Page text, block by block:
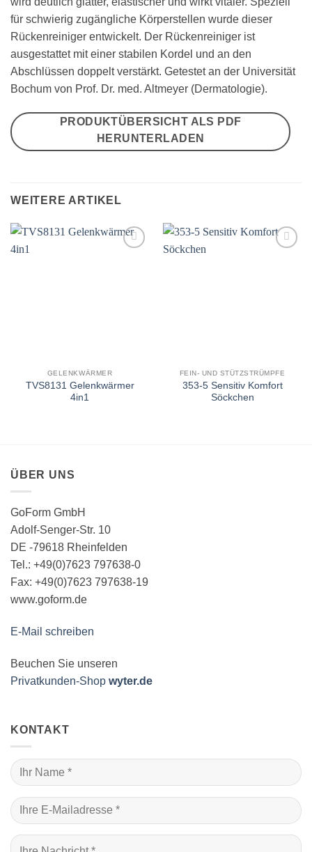
für schwierig zugängliche Körperstellen wurde dieser
Rückenreiniger entwickelt. Der Rückenreiniger ist
ausgestattet mit einer stabilen Kordel und an den
Abschlüssen doppelt verstärkt. Getestet an der Universität
Bochum von Prof. Dr. med. Altmeyer (Dermatologie).
PRODUKTÜBERSICHT ALS PDF
HERUNTERLADEN
WEITERE ARTIKEL
GELENKWÄRMER
TVS8131 Gelenkwärmer
4in1
FEIN- UND STÜTZSTRÜMPFE
353-5 Sensitiv Komfort
Söckchen
ÜBER UNS
GoForm GmbH
Adolf-Senger-Str. 10
DE -79618 Rheinfelden
Tel.: +49(0)7623 797638-0
Fax: +49(0)7623 797638-19
www.goform.de
E-Mail schreiben
Beuchen Sie unseren
Privatkunden-Shop wyter.de
KONTAKT